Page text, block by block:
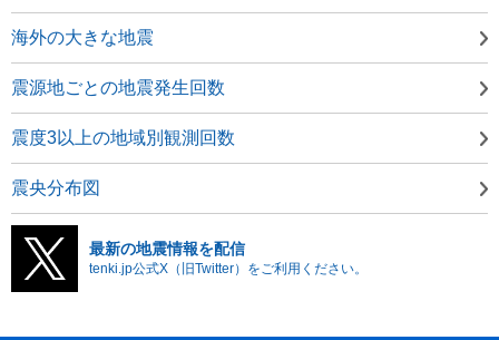
海外の大きな地震
震源地ごとの地震発生回数
震度3以上の地域別観測回数
震央分布図
最新の地震情報を配信
tenki.jp公式X（旧Twitter）をご利用ください。